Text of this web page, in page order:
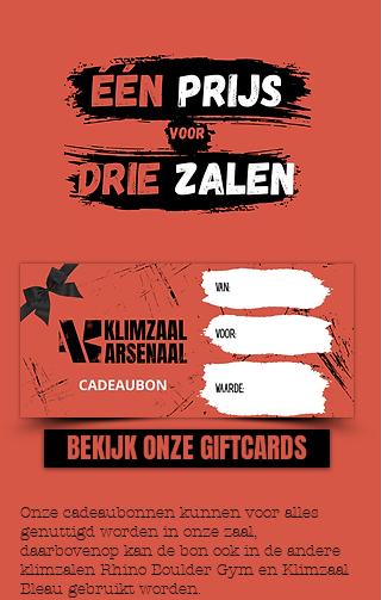
BEKIJK ONZE GIFTCARDS
Onze cadeaubonnen kunnen voor alles
genuttigd worden in onze zaal,
daarbovenop kan de bon ook in de andere
klimzalen Rhino Boulder Gym en Klimzaal
Bleau gebruikt worden.